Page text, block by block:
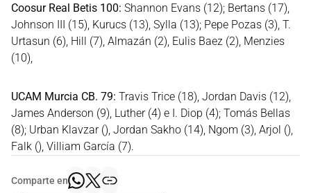
Coosur Real Betis 100: Shannon Evans (12); Bertans (17),
Johnson III (15), Kurucs (13), Sylla (13); Pepe Pozas (3), T.
Urtasun (6), Hill (7), Almazán (2), Eulis Baez (2), Menzies
(10),
UCAM Murcia CB. 79: Travis Trice (18), Jordan Davis (12),
James Anderson (9), Luther (4) e I. Diop (4); Tomás Bellas
(8); Urban Klavzar (), Jordan Sakho (14), Ngom (3), Arjol (),
Falk (), Villiam García (7).
Comparte en